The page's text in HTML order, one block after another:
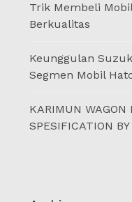
Trik Membeli
Berkualitas
Keunggulan
Segmen Mobil
KARIMUN WAGON
SPESIFICATION